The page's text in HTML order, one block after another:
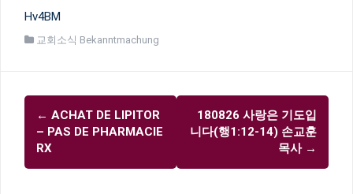
Hv4BM
교회소식 Bekanntmachung
글
내
비
게
← ACHAT DE LIPITOR
– PAS DE PHARMACIE
RX
180826 사랑은 기도입
니다(행1:12-14) 손교훈
목사 →